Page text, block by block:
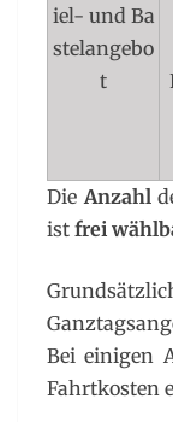
iel- und Ba
stelangebo
t
DieAnzahl
ist frei
Bei einigen
Fahrtkosten